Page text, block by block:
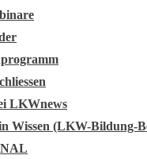
LKWnews
Wissen (LKW-Bildung-